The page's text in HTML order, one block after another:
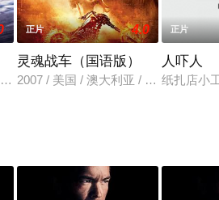
（塞缪尔·杰克逊 Samuel L. Jackson
正片 4.0
灵魂战车（国语版）
2007 / 美国 / 澳大利亚 / 尼古拉斯·凯
正片
人吓人
纸扎店小